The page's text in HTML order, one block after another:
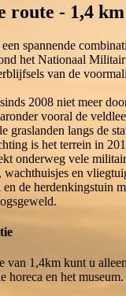
route - 1,4
spannende
het Nationaal
van de
2008 niet meer
vooral de
graslanden langs de
is het terrein in
onderweg vele
wachthuisjes en
de herdenkingstuin
van 1,4km kunt u
horeca en het museum.